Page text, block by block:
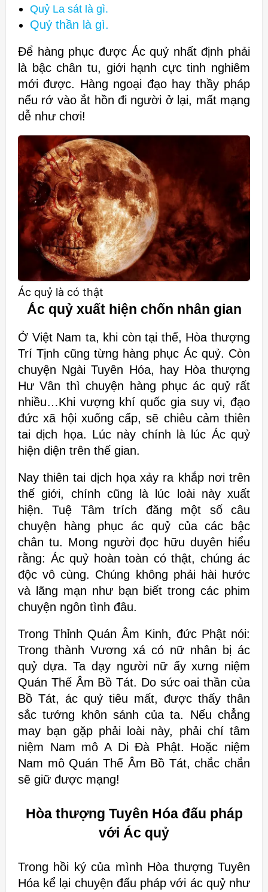
Quỷ La sát là gì.
Quỷ thần là gì.
Để hàng phục được Ác quỷ nhất định phải
là bậc chân tu, giới hạnh cực tinh nghiêm
mới được. Hàng ngoại đạo hay thầy pháp
nếu rớ vào ắt hồn đi người ở lại, mất mạng
dễ như chơi!
Ác quỷ là có thật
Ác quỷ xuất hiện chốn nhân gian
Ở Việt Nam ta, khi còn tại thế, Hòa thượng
Trí Tịnh cũng từng hàng phục Ác quỷ. Còn
chuyện Ngài Tuyên Hóa, hay Hòa thượng
Hư Vân thì chuyện hàng phục ác quỷ rất
nhiều…Khi vượng khí quốc gia suy vi, đạo
đức xã hội xuống cấp, sẽ chiêu cảm thiên
tai dịch họa. Lúc này chính là lúc Ác quỷ
hiện diện trên thế gian.
Nay thiên tai dịch họa xảy ra khắp nơi trên
thế giới, chính cũng là lúc loài này xuất
hiện. Tuệ Tâm trích đăng một số câu
chuyện hàng phục ác quỷ của các bậc
chân tu. Mong người đọc hữu duyên hiểu
rằng: Ác quỷ hoàn toàn có thật, chúng ác
độc vô cùng. Chúng không phải hài hước
và lãng mạn như bạn biết trong các phim
chuyện ngôn tình đâu.
Trong Thỉnh Quán Âm Kinh, đức Phật nói:
Trong thành Vương xá có nữ nhân bị ác
quỷ dựa. Ta dạy người nữ ấy xưng niệm
Quán Thế Âm Bồ Tát. Do sức oai thần của
Bồ Tát, ác quỷ tiêu mất, được thấy thân
sắc tướng khôn sánh của ta. Nếu chẳng
may bạn gặp phải loài này, phải chí tâm
niệm Nam mô A Di Đà Phật. Hoặc niệm
Nam mô Quán Thế Âm Bồ Tát, chắc chắn
sẽ giữ được mạng!
Hòa thượng Tuyên Hóa đấu pháp
với Ác quỷ
Trong hồi ký của mình Hòa thượng Tuyên
Hóa kể lại chuyện đấu pháp với ác quỷ như